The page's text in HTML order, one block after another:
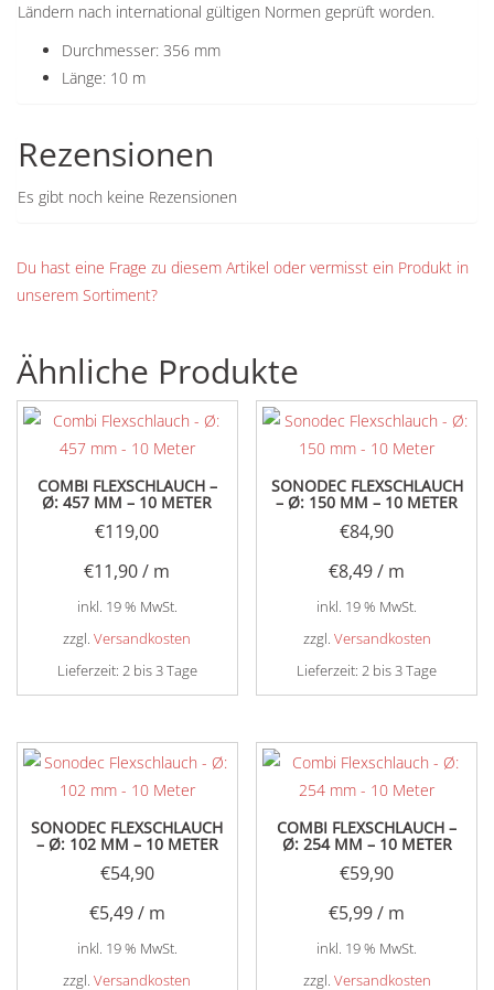
Ländern nach international gültigen Normen geprüft worden.
Durchmesser: 356 mm
Länge: 10 m
Rezensionen
Es gibt noch keine Rezensionen
Du hast eine Frage zu diesem Artikel oder vermisst ein Produkt in
unserem Sortiment?
Ähnliche Produkte
COMBI FLEXSCHLAUCH –
Ø: 457 MM – 10 METER
€119,00
€11,90/ m
inkl. 19 % MwSt.
zzgl.Versandkosten
Lieferzeit: 2 bis 3 Tage
SONODEC FLEXSCHLAUCH
– Ø: 150 MM – 10 METER
€84,90
€8,49/ m
inkl. 19 % MwSt.
zzgl. Versandkosten
Lieferzeit:2 bis 3 Tage
SONODEC FLEXSCHLAUCH
– Ø: 102 MM – 10 METER
€54,90
€5,49/ m
inkl. 19 % MwSt.
zzgl.Versandkosten
COMBI FLEXSCHLAUCH –
Ø: 254 MM – 10 METER
€59,90
€5,99/ m
inkl. 19 % MwSt.
zzgl. Versandkosten